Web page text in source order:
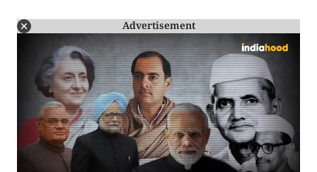
Advertisement